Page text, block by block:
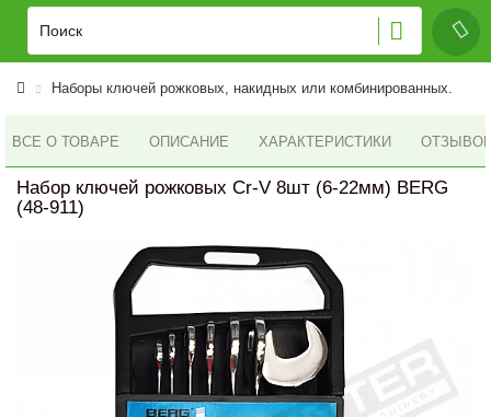
Наборы ключей рожковых, накидных или комбинированных.
ВСЕ О ТОВАРЕ ОПИСАНИЕ ХАРАКТЕРИСТИКИ ОТЗЫВОВ
Набор ключей рожковых Cr-V 8шт (6-22мм) BERG
(48-911)